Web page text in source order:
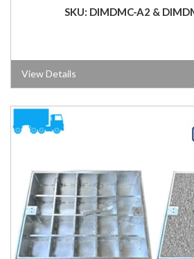
SKU: DIMDMC-A2 &
View Details